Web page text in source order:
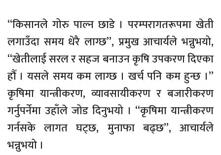
“किसानले गोरु पाल्न छाडे । परम्परागतरूपमा खेती
लगाउँदा समय धेरै लाग्छ”, प्रमुख आचार्यले भन्नुभयो,
“खेतीलाई सरल र सहज बनाउन कृषि उपकरण दिएका
हौँ । यसले समय कम लाग्छ । खर्च पनि कम हुन्छ ।”
कृषिमा यान्त्रीकरण, व्यावसायीकरण र बजारीकरण
गर्नुपर्नेमा उहाँले जोड दिनुभयो । “कृषिमा यान्त्रीकरण
गर्नसके लागत घट्छ, मुनाफा बढ्छ”, आचार्यले
भन्नुभयो ।